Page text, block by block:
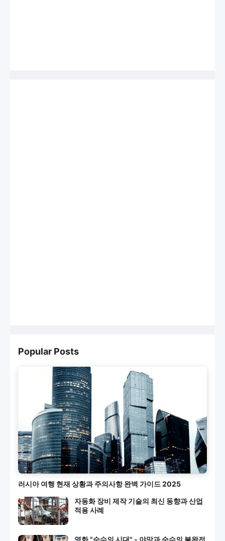
Popular Posts
러시아 여행 현재 상황과 주의사항 완벽 가이드 2025
자동화 장비 제작 기술의 최신 동향과 산업
적용 사례
영화 "순수의 시대" - 야망과 순수의 불완전